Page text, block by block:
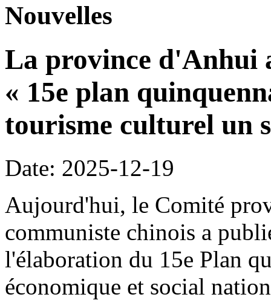
Nouvelles
La province d'Anhui
« 15e plan
tourisme culturel un
Date: 2025-12-19
Aujourd'hui, le Comité
communiste chinois a
l'élaboration du 15e Plan
économique et social